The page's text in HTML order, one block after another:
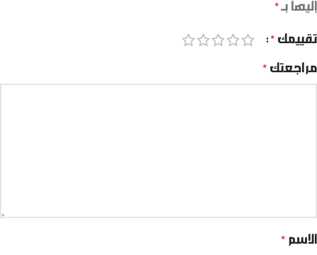
إليها بـ *
تقييمك *
مراجعتك *
الاسم *